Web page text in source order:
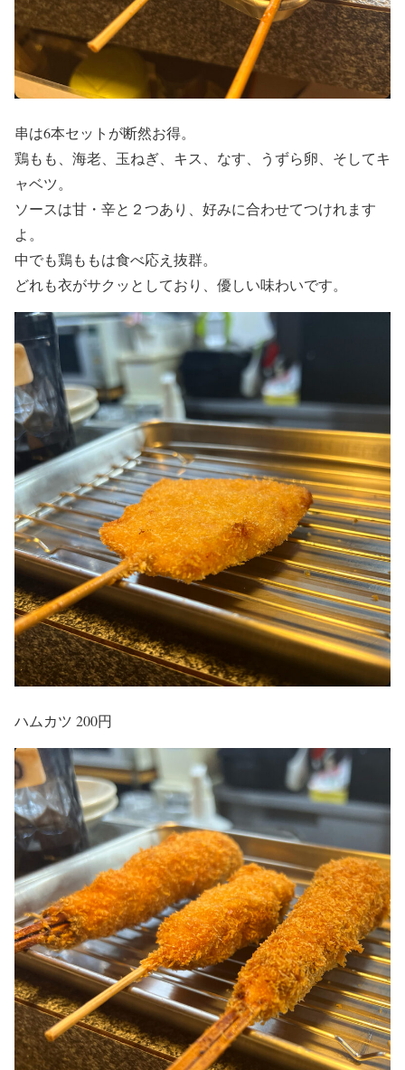
串は6本セットが断然お得。
鶏もも、海老、玉ねぎ、キス、なす、うずら卵、そしてキ
ャベツ。
ソースは甘・辛と２つあり、好みに合わせてつけれます
よ。
中でも鶏ももは食べ応え抜群。
どれも衣がサクッとしており、優しい味わいです。
ハムカツ 200円